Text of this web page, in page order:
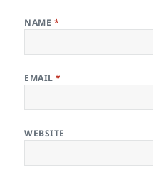
NAME *
EMAIL*
WEBSITE